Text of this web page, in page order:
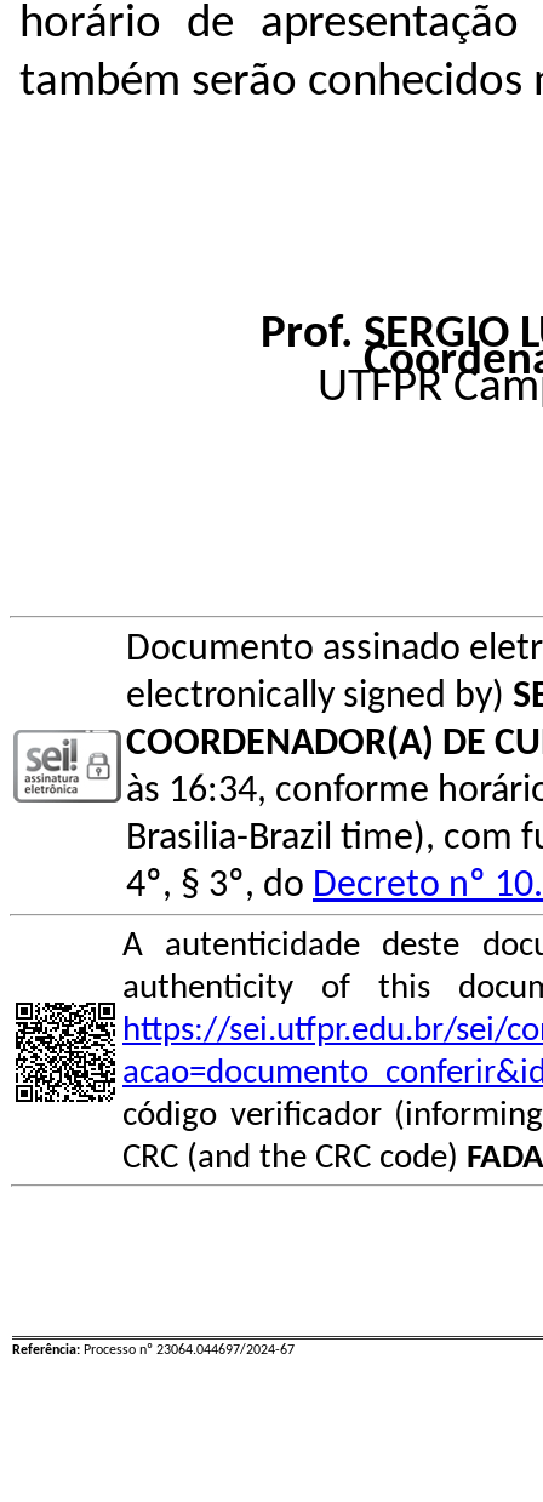
horário de
também serão conhecidos
Prof. SERGIO
UTFPR
Documento assinado
electronically signed by)
COORDENADOR(A) DE
às 16:34, conforme
Brasilia-Brazil time), com
4º, § 3º, do Decreto nº
A autenticidade deste
authenticity of this
https://sei.utfpr.edu.br/sei/
código verificador
CRC (and the CRC code)
Referência: Processo nº 23064.044697/2024-67